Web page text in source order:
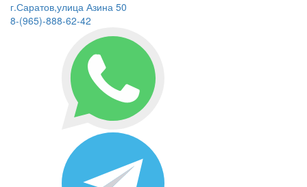
г.Саратов,улица Азина 50
8-(965)-888-62-42